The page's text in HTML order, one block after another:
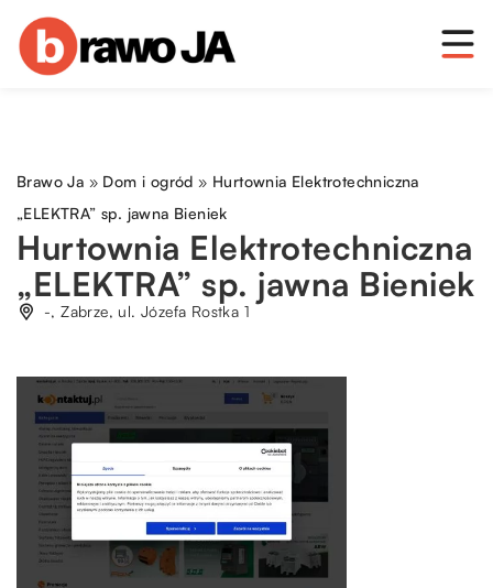
Brawo Ja » Dom i ogród » Hurtownia Elektrotechniczna
„ELEKTRA” sp. jawna Bieniek
Hurtownia Elektrotechniczna
„ELEKTRA” sp. jawna Bieniek
-, Zabrze, ul. Józefa Rostka 1